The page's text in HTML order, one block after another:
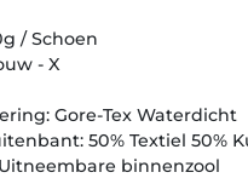
/ Schoen
- X
Gore-Tex Waterdicht
50% Textiel 50%
binnenzool